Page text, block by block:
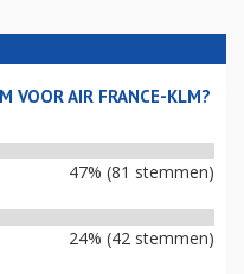
VOOR AIR FRANCE-KLM?
47% (81 stemmen)
24% (42 stemmen)